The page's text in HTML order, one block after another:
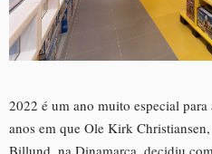
2022 é um ano muito especial
anos em que Ole Kirk